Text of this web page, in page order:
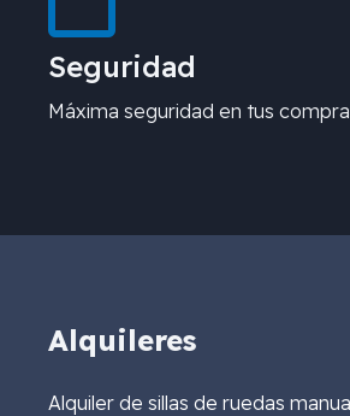
Seguridad
Máxima seguridad en tus
Alquileres
Alquiler de sillas de ruedas